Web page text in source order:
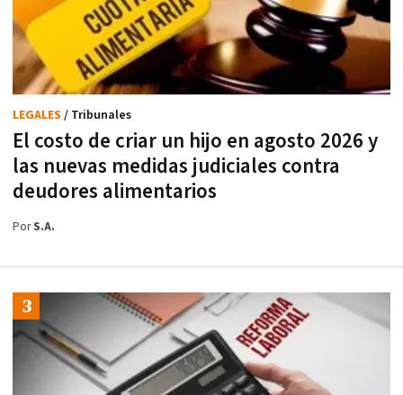
El costo de criar un hijo en agosto 2026 y
las nuevas medidas judiciales contra
deudores alimentarios
LEGALES / Tribunales
PorS.A.